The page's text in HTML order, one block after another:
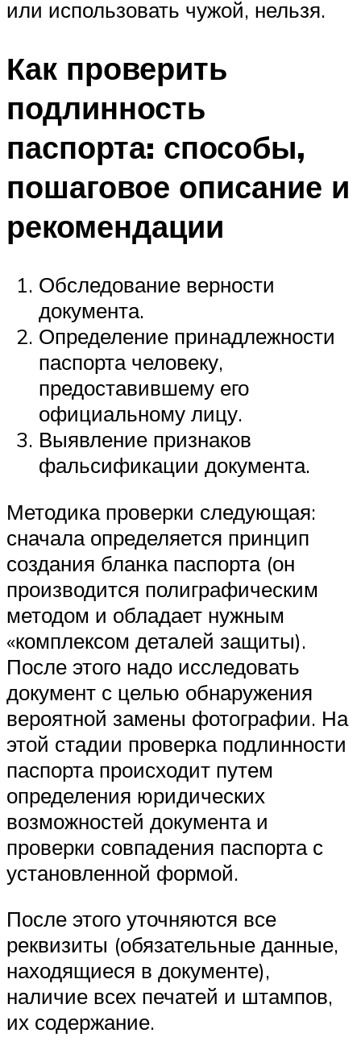
или использовать чужой, нельзя.
Как проверить
подлинность
паспорта: способы,
пошаговое описание и
рекомендации
Обследование верности
документа.
Определение принадлежности
паспорта человеку,
предоставившему его
официальному лицу.
Выявление признаков
фальсификации документа.
Методика проверки следующая:
сначала определяется принцип
создания бланка паспорта (он
производится полиграфическим
методом и обладает нужным
«комплексом деталей защиты).
После этого надо исследовать
документ с целью обнаружения
вероятной замены фотографии. На
этой стадии проверка подлинности
паспорта происходит путем
определения юридических
возможностей документа и
проверки совпадения паспорта с
установленной формой.
После этого уточняются все
реквизиты (обязательные данные,
находящиеся в документе),
наличие всех печатей и штампов,
их содержание.